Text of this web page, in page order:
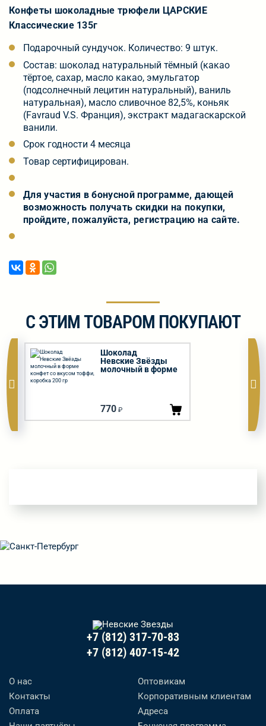
Конфеты шоколадные трюфели ЦАРСКИЕ
Классические 135г
Подарочный сундучок. Количество: 9 штук.
Состав: шоколад натуральный тёмный (какао
тёртое, сахар, масло какао, эмульгатор
(подсолнечный лецитин натуральный), ваниль
натуральная), масло сливочное 82,5%, коньяк
(Favraud V.S. Франция), экстракт мадагаскарской
ванили.
Срок годности 4 месяца
Товар сертифицирован.
Для участия в бонусной программе, дающей
возможность получать скидки на покупки,
пройдите, пожалуйста, регистрацию на сайте.
С ЭТИМ ТОВАРОМ ПОКУПАЮТ
Шоколад
Невские Звёзды
молочный в форме
770 ₽
+7 (812) 317-70-83
+7 (812) 407-15-42
О нас
Контакты
Оплата
Оптовикам
Корпоративным клиентам
Адреса